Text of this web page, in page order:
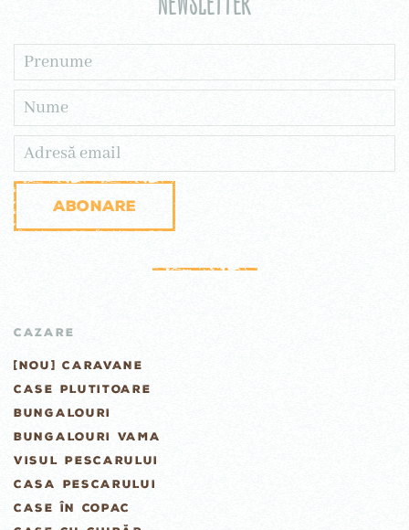
Abonare
CAZARE
[NOU] CARAVANE
CASE PLUTITOARE
BUNGALOURI
BUNGALOURI VAMA
VISUL PESCARULUI
CASA PESCARULUI
CASE ÎN COPAC